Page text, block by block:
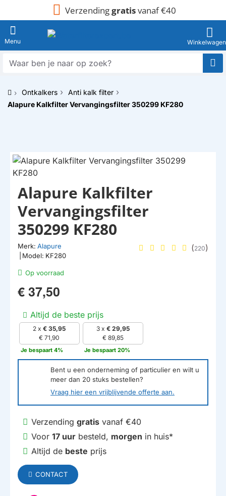
Verzendinggratisvanaf €40
Waar
naar
oph
Ontkalkers
Anti kalk filter
Alapure Kalkfilter Vervangingsfilter 350299 KF280
HUISMERK
Op voorraad
Alapure Kalkfilter
Vervangingsfilter
350299 KF280
Merk: Alapure
Model: KF280
(220)
€ 37,50
Altijd de beste prijs
2 x€ 35,95
€ 71,90
Je bespaart 4%
3 x € 29,95
€ 89,85
Je bespaart 20%
Bent u een onderneming of particulier en wilt u
meer dan 20 stuks bestellen?
Vraag hier een vrijblijvende offerte aan.
Verzending gratis vanaf €40
Voor 17 uur besteld, morgen in huis*
Altijd de beste prijs
CONTACT